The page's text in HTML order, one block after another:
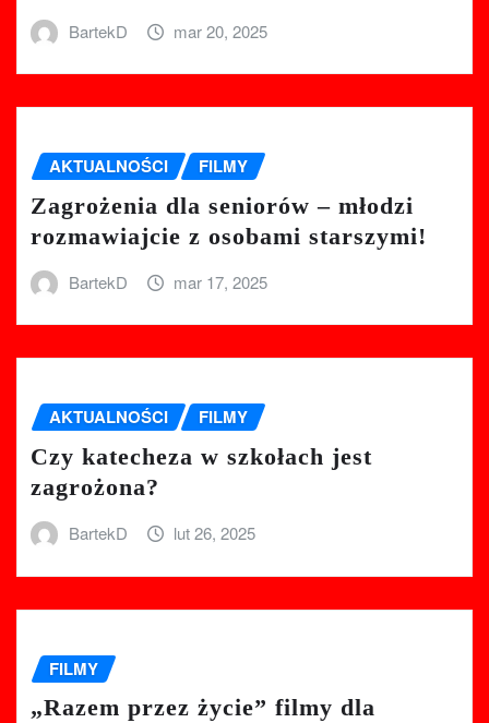
BartekD mar 20, 2025
AKTUALNOŚCI FILMY
Zagrożenia dla seniorów – młodzi
rozmawiajcie z osobami starszymi!
BartekD mar 17, 2025
AKTUALNOŚCI FILMY
Czy katecheza w szkołach jest
zagrożona?
BartekD lut 26, 2025
FILMY
„Razem przez życie” filmy dla